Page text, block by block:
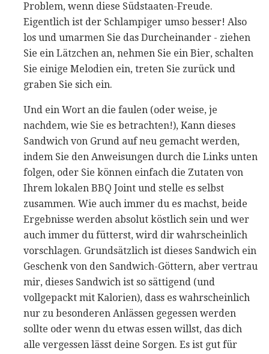
Problem, wenn diese Südstaaten-Freude.
Eigentlich ist der Schlampiger umso besser! Also
los und umarmen Sie das Durcheinander - ziehen
Sie ein Lätzchen an, nehmen Sie ein Bier, schalten
Sie einige Melodien ein, treten Sie zurück und
graben Sie sich ein.
Und ein Wort an die faulen (oder weise, je
nachdem, wie Sie es betrachten!), Kann dieses
Sandwich von Grund auf neu gemacht werden,
indem Sie den Anweisungen durch die Links unten
folgen, oder Sie können einfach die Zutaten von
Ihrem lokalen BBQ Joint und stelle es selbst
zusammen. Wie auch immer du es machst, beide
Ergebnisse werden absolut köstlich sein und wer
auch immer du fütterst, wird dir wahrscheinlich
vorschlagen. Grundsätzlich ist dieses Sandwich ein
Geschenk von den Sandwich-Göttern, aber vertrau
mir, dieses Sandwich ist so sättigend (und
vollgepackt mit Kalorien), dass es wahrscheinlich
nur zu besonderen Anlässen gegessen werden
sollte oder wenn du etwas essen willst, das dich
alle vergessen lässt deine Sorgen. Es ist gut für